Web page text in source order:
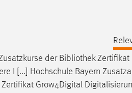
der BibliothekZertifikat
I [...] Hochschule Bayern
Zertifikat Grow4Digital